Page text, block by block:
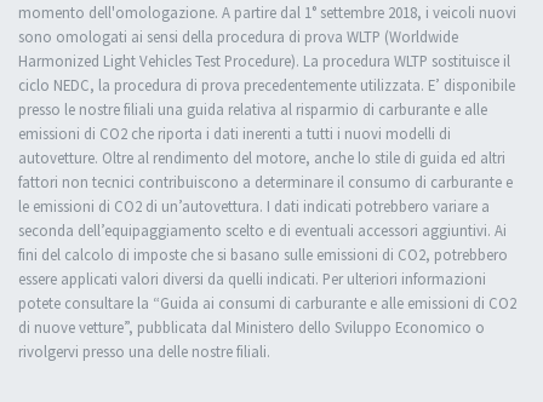
momento dell'omologazione. A partire dal 1° settembre 2018, i veicoli nuovi
sono omologati ai sensi della procedura di prova WLTP (Worldwide
Harmonized Light Vehicles Test Procedure). La procedura WLTP sostituisce il
ciclo NEDC, la procedura di prova precedentemente utilizzata. E’ disponibile
presso le nostre filiali una guida relativa al risparmio di carburante e alle
emissioni di CO2 che riporta i dati inerenti a tutti i nuovi modelli di
autovetture. Oltre al rendimento del motore, anche lo stile di guida ed altri
fattori non tecnici contribuiscono a determinare il consumo di carburante e
le emissioni di CO2 di un’autovettura. I dati indicati potrebbero variare a
seconda dell’equipaggiamento scelto e di eventuali accessori aggiuntivi. Ai
fini del calcolo di imposte che si basano sulle emissioni di CO2, potrebbero
essere applicati valori diversi da quelli indicati. Per ulteriori informazioni
potete consultare la “Guida ai consumi di carburante e alle emissioni di CO2
di nuove vetture”, pubblicata dal Ministero dello Sviluppo Economico o
rivolgervi presso una delle nostre filiali.